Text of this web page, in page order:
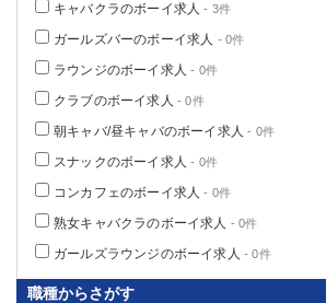
キャバクラのボーイ求人 - 3件
ガールズバーのボーイ求人 - 0件
ラウンジのボーイ求人 - 0件
クラブのボーイ求人 - 0件
朝キャバ/昼キャバのボーイ求人 - 0件
スナックのボーイ求人 - 0件
コンカフェのボーイ求人 - 0件
熟女キャバクラのボーイ求人 - 0件
ガールズラウンジのボーイ求人 - 0件
職種からさがす